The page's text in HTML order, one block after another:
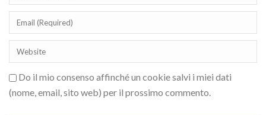
Do il mio consenso affinché un cookie salvi i miei dati
(nome, email, sito web) per il prossimo commento.